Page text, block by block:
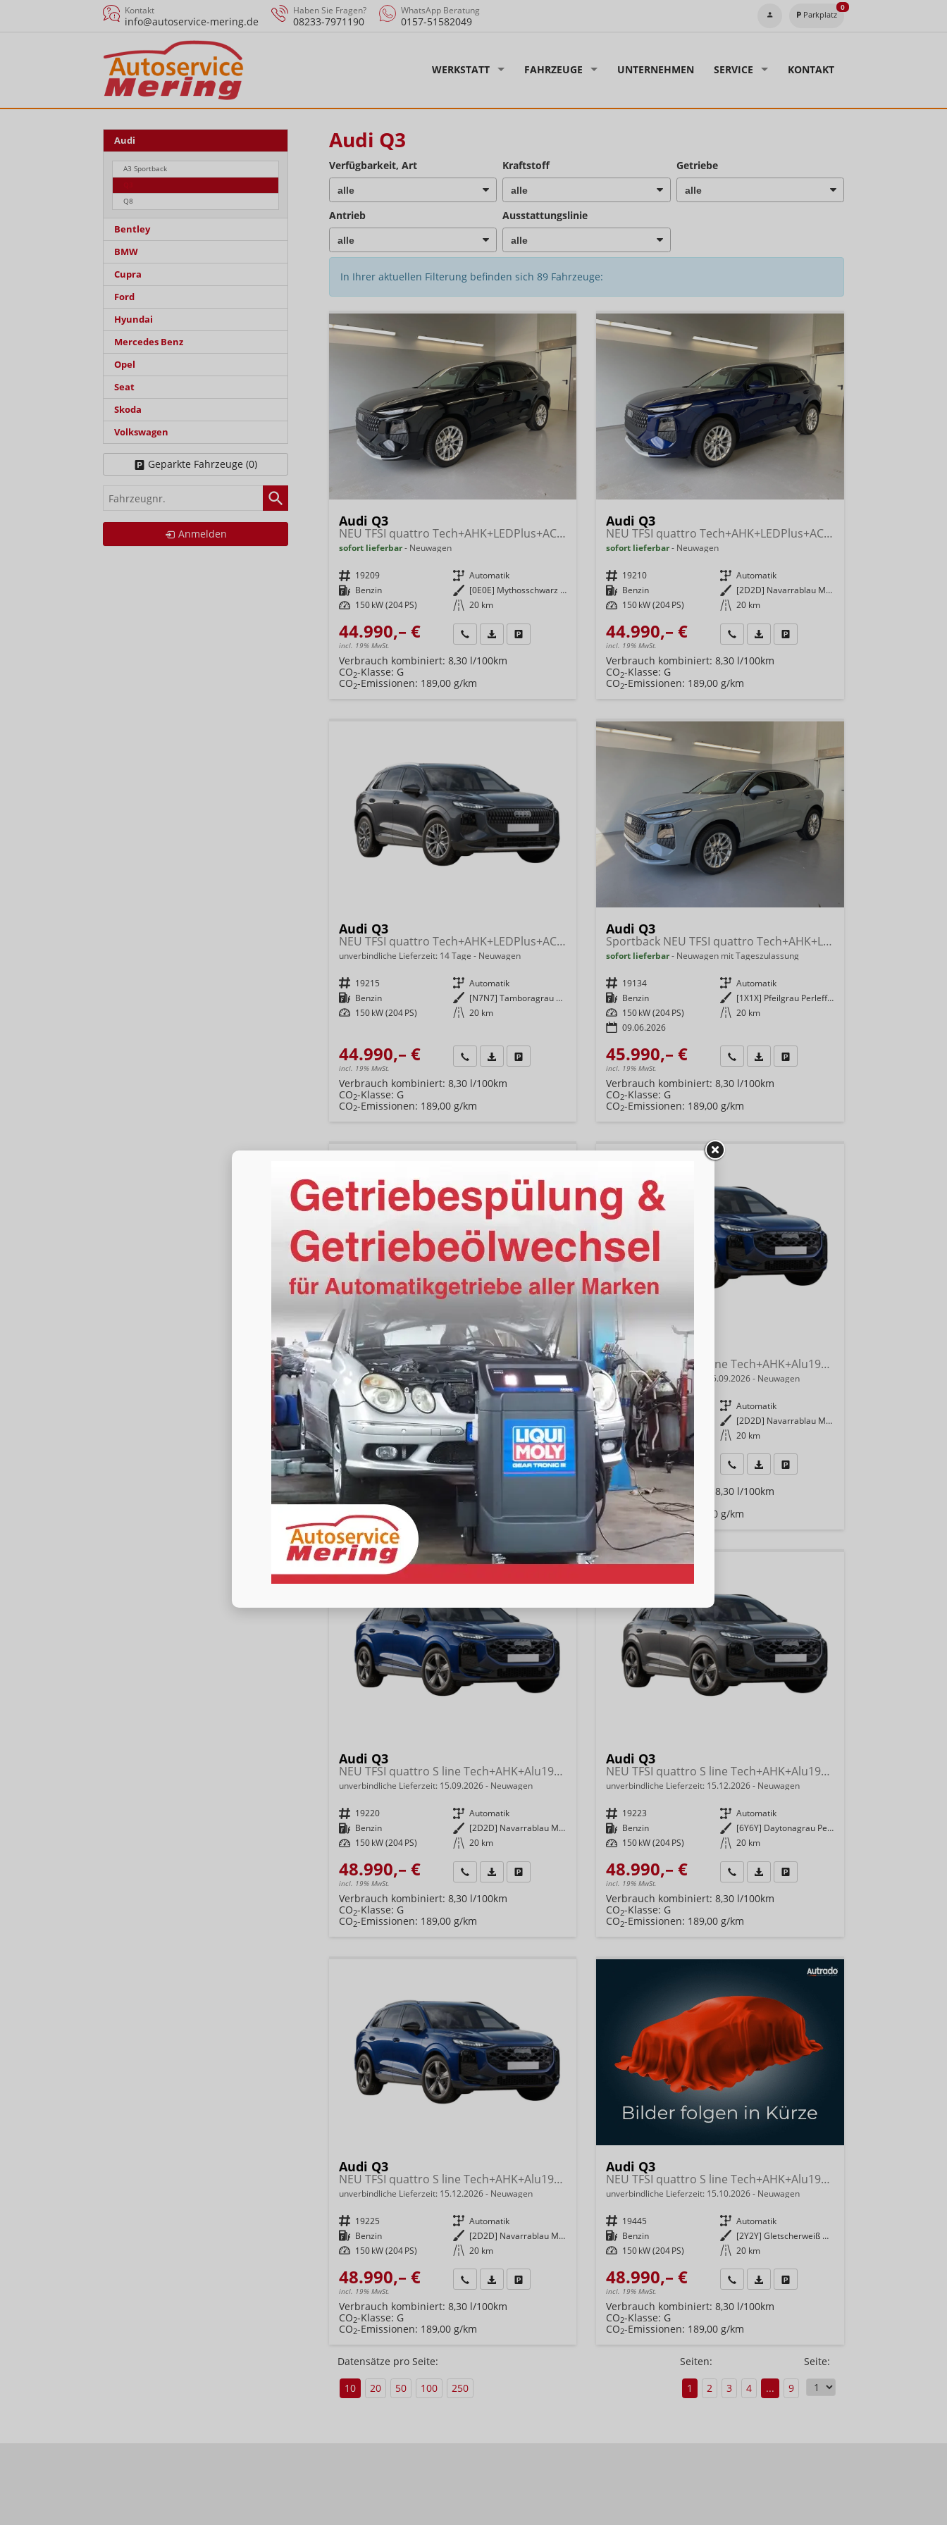
Kontakt
info@autoservice-mering.de
Haben Sie Fragen?
08233-7971190
WhatsApp Beratung
0157-51582049
Parkplatz
0
WERKSTATT FAHRZEUGE UNTERNEHMEN SERVICE KONTAKT
Audi Q3
Verfügbarkeit, Art Kraftstoff Getriebe
Antrieb Ausstattungslinie
In Ihrer aktuellen Filterung befinden sich 89Fahrzeuge:
Audi Q3
NEU TFSI quattro Tech+AHK+LEDPlus+ACC+Kamera+Alu18+Volllack
sofort lieferbar Neuwagen
Fahrzeugnr. 19209 Getriebe Automatik
Kraftstoff Benzin Außenfarbe
[0E0E] Mythosschwarz Metallic
Leistung 150 kW (204 PS) Kilometerstand 20 km
44.990,– €
incl. 19% MwSt.
Wir rufen Sie an
Fahrzeugexposé (PDF)
Fahrzeug parken
Verbrauch kombiniert: 8,30 l/100km
CO2-Klasse: G
CO2-Emissionen: 189,00 g/km
Audi Q3
NEU TFSI quattro Tech+AHK+LEDPlus+ACC+Kamera+Alu18+Volllack
sofort lieferbar Neuwagen
Fahrzeugnr. 19210 Getriebe Automatik
Kraftstoff Benzin Außenfarbe
[2D2D] Navarrablau Metallic
Leistung 150 kW (204 PS) Kilometerstand 20 km
44.990,– €
incl. 19% MwSt.
Wir rufen Sie anFahrzeugexposé (PDF)
Verbrauch kombiniert:8,30 l/100km
CO2-Klasse: G
CO2-Emissionen: 189,00 g/km
Audi Q3
NEU TFSI quattro Tech+AHK+LEDPlus+ACC+Kamera+Alu18+Volllack
unverbindliche Lieferzeit: 14 Tage Neuwagen
Fahrzeugnr. 19215 Getriebe Automatik
Kraftstoff Benzin Außenfarbe
[N7N7] Tamboragrau Metallic
Leistung 150 kW (204 PS) Kilometerstand 20 km
44.990,– €
incl. 19% MwSt.
Wir rufen Sie an
Fahrzeugexposé (PDF)
Fahrzeug parken
Verbrauch kombiniert: 8,30 l/100km
CO2-Klasse: G
CO2-Emissionen: 189,00 g/km
Audi Q3
Sportback NEU TFSI quattro Tech+AHK+LEDPlus+ACC+Kamera+Alu18+Volllack
sofort lieferbar Neuwagen mit Tageszulassung
Fahrzeugnr. 19134 Getriebe Automatik
Kraftstoff Benzin Außenfarbe
[1X1X] Pfeilgrau Perleffekt
Leistung 150 kW (204 PS) Kilometerstand 20 km
09.06.2026
45.990,– €
incl. 19% MwSt.
Wir rufen Sie anFahrzeugexposé (PDF)
Verbrauch kombiniert:8,30 l/100km
CO2-Klasse: G
CO2-Emissionen: 189,00 g/km
Audi Q3
NEU TFSI quattro S line Tech+AHK+Alu19+LEDplus+KlimaPlus+ExtSchwarz
unverbindliche Lieferzeit:15.09.2026 Neuwagen
Fahrzeugnr. 19216 Getriebe Automatik
Kraftstoff Benzin Außenfarbe
[1X1X] Pfeilgrau Perleffekt
Leistung
150 kW (204 PS) Kilometerstand 20 km
48.990,– €
incl. 19% MwSt.
Wir rufen Sie anFahrzeugexposé (PDF)
Fahrzeug parken
Verbrauch kombiniert:
8,30 l/100km
CO2-Klasse:
CO2-Emissionen:
Audi Q3
NEU TFSI quattro S line Tech+AHK+Alu19+LEDplus+KlimaPlus+ExtSchwarz
unverbindliche Lieferzeit: 15.09.2026 Neuwagen
Fahrzeugnr. 19219 Getriebe Automatik
Kraftstoff Benzin Außenfarbe
[2D2D] Navarrablau Metallic
Leistung 150 kW (204 PS) Kilometerstand 20 km
48.990,– €
incl. 19% MwSt.
Wir rufen Sie anFahrzeugexposé (PDF)
Verbrauch kombiniert:8,30 l/100km
2 -Klasse: G
-Emissionen:189,00 g/km
Audi Q3
NEU TFSI quattro S line Tech+AHK+Alu19+LEDplus+KlimaPlus+ExtSchwarz
unverbindliche Lieferzeit: 15.09.2026 Neuwagen
Fahrzeugnr. 19220 Getriebe Automatik
Kraftstoff Benzin Außenfarbe
[2D2D] Navarrablau Metallic
Leistung 150 kW (204 PS) Kilometerstand 20 km
48.990,– €
incl. 19% MwSt.
Wir rufen Sie an
Fahrzeugexposé (PDF)
Fahrzeug parken
Verbrauch kombiniert: 8,30 l/100km
CO2-Klasse: G
CO2-Emissionen: 189,00 g/km
Audi Q3
NEU TFSI quattro S line Tech+AHK+Alu19+LEDplus+KlimaPlus+ExtSchwarz
unverbindliche Lieferzeit: 15.12.2026 Neuwagen
Fahrzeugnr. 19223 Getriebe Automatik
Kraftstoff Benzin Außenfarbe
[6Y6Y] Daytonagrau Perleffekt
Leistung 150 kW (204 PS) Kilometerstand 20 km
48.990,– €
incl. 19% MwSt.
Wir rufen Sie anFahrzeugexposé (PDF)
Verbrauch kombiniert:8,30 l/100km
CO2-Klasse: G
CO2-Emissionen: 189,00 g/km
Audi Q3
NEU TFSI quattro S line Tech+AHK+Alu19+LEDplus+KlimaPlus+ExtSchwarz
unverbindliche Lieferzeit: 15.12.2026 Neuwagen
Fahrzeugnr. 19225 Getriebe Automatik
Kraftstoff Benzin Außenfarbe
[2D2D] Navarrablau Metallic
Leistung 150 kW (204 PS) Kilometerstand 20 km
48.990,– €
incl. 19% MwSt.
Wir rufen Sie an
Fahrzeugexposé (PDF)
Fahrzeug parken
Verbrauch kombiniert: 8,30 l/100km
CO2-Klasse: G
CO2-Emissionen: 189,00 g/km
Audi Q3
NEU TFSI quattro S line Tech+AHK+Alu19+LEDplus+KlimaPlus+ExtSchwarz
unverbindliche Lieferzeit: 15.10.2026 Neuwagen
Fahrzeugnr. 19445 Getriebe Automatik
Kraftstoff Benzin Außenfarbe
[2Y2Y] Gletscherweiß Metallic
Leistung 150 kW (204 PS) Kilometerstand 20 km
48.990,– €
incl. 19% MwSt.
Wir rufen Sie anFahrzeugexposé (PDF)
Verbrauch kombiniert:8,30 l/100km
CO2-Klasse: G
CO2-Emissionen: 189,00 g/km
Datensätze pro Seite:
10
20 50 100 250
Seite:
Seiten:
1
2 3 4 ... 9
Audi
A3 Sportback
Q8
Bentley
BMW
Cupra
Ford
Hyundai
Mercedes Benz
Opel
Seat
Skoda
Volkswagen
Geparkte Fahrzeuge (0)
Fahrzeugnr.
Anmelden